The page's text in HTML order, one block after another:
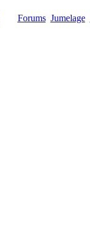
Forums Jumelage